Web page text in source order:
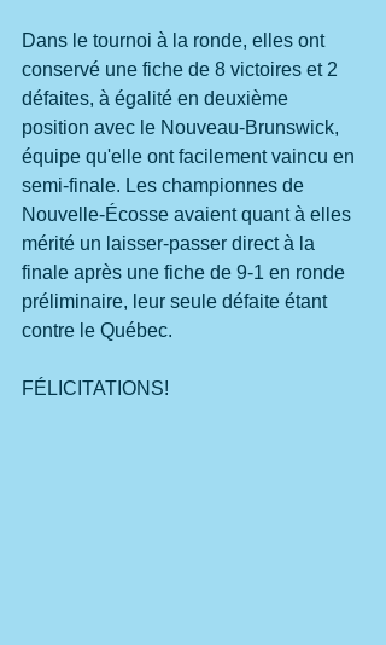
Dans le tournoi à la ronde, elles ont
conservé une fiche de 8 victoires et 2
défaites, à égalité en deuxième
position avec le Nouveau-Brunswick,
équipe qu'elle ont facilement vaincu en
semi-finale. Les championnes de
Nouvelle-Écosse avaient quant à elles
mérité un laisser-passer direct à la
finale après une fiche de 9-1 en ronde
préliminaire, leur seule défaite étant
contre le Québec.
FÉLICITATIONS!